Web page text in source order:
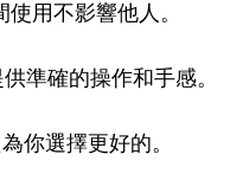
用不影響他人。
準確的操作和手感。
你選擇更好的。